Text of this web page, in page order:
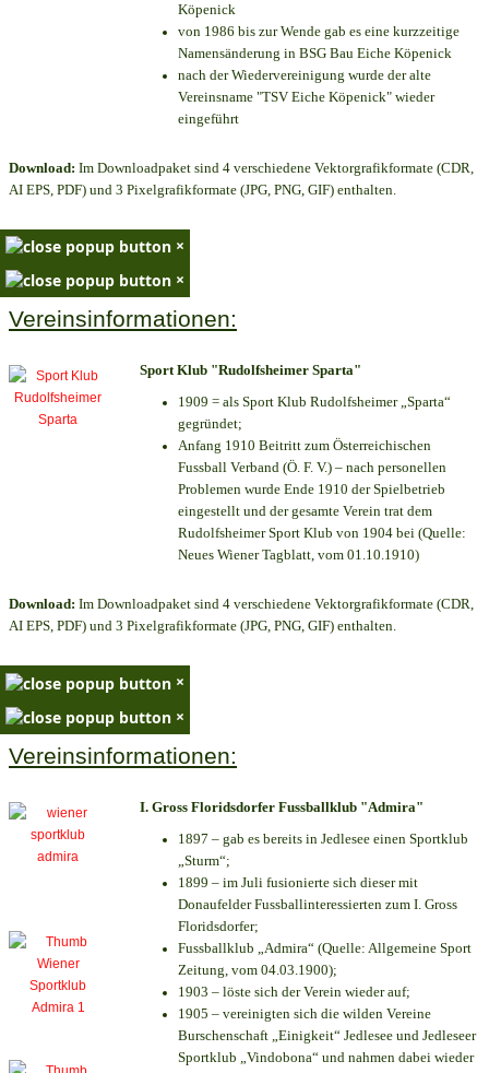
Köpenick
von 1986 bis zur Wende gab es eine kurzzeitige
Namensänderung in BSG Bau Eiche Köpenick
nach der Wiedervereinigung wurde der alte
Vereinsname "TSV Eiche Köpenick" wieder
eingeführt
Download: Im Downloadpaket sind 4 verschiedene Vektorgrafikformate (CDR,
AI EPS, PDF) und 3 Pixelgrafikformate (JPG, PNG, GIF) enthalten.
×
×
Vereinsinformationen:
Sport Klub "Rudolfsheimer Sparta"
1909 = als Sport Klub Rudolfsheimer „Sparta“
gegründet;
Anfang 1910 Beitritt zum Österreichischen
Fussball Verband (Ö. F. V.) – nach personellen
Problemen wurde Ende 1910 der Spielbetrieb
eingestellt und der gesamte Verein trat dem
Rudolfsheimer Sport Klub von 1904 bei (Quelle:
Neues Wiener Tagblatt, vom 01.10.1910)
Download: Im Downloadpaket sind 4 verschiedene Vektorgrafikformate (CDR,
AI EPS, PDF) und 3 Pixelgrafikformate (JPG, PNG, GIF) enthalten.
×
×
Vereinsinformationen:
I. Gross Floridsdorfer Fussballklub "Admira"
1897 – gab es bereits in Jedlesee einen Sportklub
„Sturm“;
1899 – im Juli fusionierte sich dieser mit
Donaufelder Fussballinteressierten zum I. Gross
Floridsdorfer;
Fussballklub „Admira“ (Quelle: Allgemeine Sport
Zeitung, vom 04.03.1900);
1903 – löste sich der Verein wieder auf;
1905 – vereinigten sich die wilden Vereine
Burschenschaft „Einigkeit“ Jedlesee und Jedleseer
Sportklub „Vindobona“ und nahmen dabei wieder